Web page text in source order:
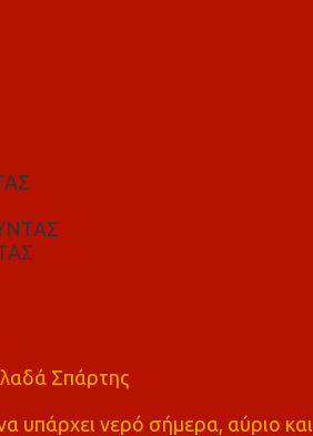
Σπάρτης
υπάρχει νερό σήμερα, αύριο και